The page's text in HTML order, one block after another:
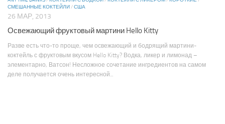
СМЕШАННЫЕ КОКТЕЙЛИ /США
26 МАР, 2013
Освежающий фруктовый мартини Hello Kitty
Разве есть что-то проще, чем освежающий и бодрящий мартини-
коктейль с фруктовым вкусом Hello Kitty? Водка, ликер и лимонад –
элементарно, Ватсон! Несложное сочетание ингредиентов на самом
деле получается очень интересной...